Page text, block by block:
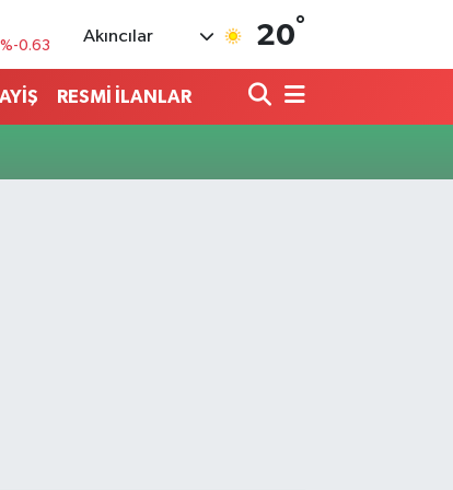
Akıncılar 20°
RESMİ İLANLAR